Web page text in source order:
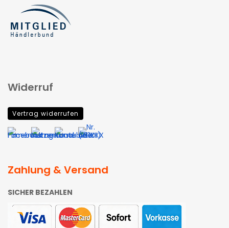
Widerruf
Vertrag widerrufen
Zahlung & Versand
SICHER BEZAHLEN